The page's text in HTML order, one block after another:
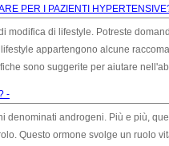
PER I PAZIENTI
modifica di lifestyle. Potreste
appartengono alcune
sono suggerite per aiutare
-
denominati androgeni. Più e più,
Questo ormone svolge un ruolo